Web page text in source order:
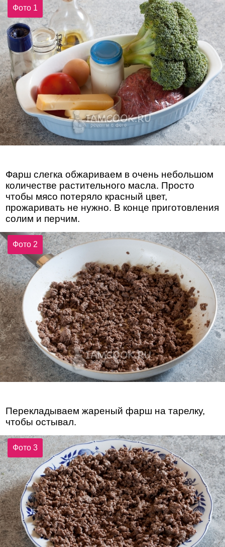
Фото 1
Фарш слегка обжариваем в очень небольшом
количестве растительного масла. Просто
чтобы мясо потеряло красный цвет,
прожаривать не нужно. В конце приготовления
солим и перчим.
Фото 2
Перекладываем жареный фарш на тарелку,
чтобы остывал.
Фото 3